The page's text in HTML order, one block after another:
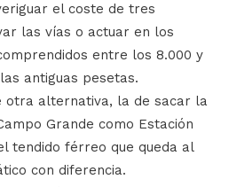
el coste de tres
las vías o actuar en los
entre los 8.000 y
antiguas pesetas.
otra alternativa, la de sacar la
Grande como Estación
tendido férreo que queda al
con diferencia.